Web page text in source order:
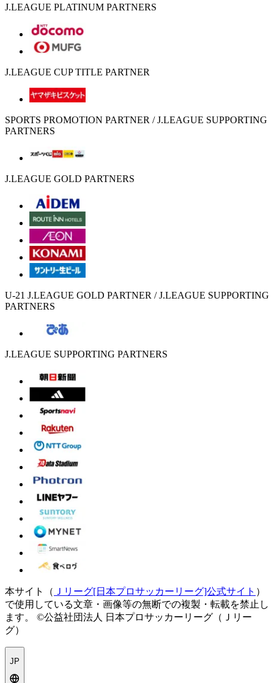
J.LEAGUE PLATINUM PARTNERS
J.LEAGUE CUP TITLE PARTNER
SPORTS PROMOTION PARTNER / J.LEAGUE SUPPORTING
PARTNERS
J.LEAGUE GOLD PARTNERS
U-21 J.LEAGUE GOLD PARTNER / J.LEAGUE SUPPORTING
PARTNERS
J.LEAGUE SUPPORTING PARTNERS
本サイト（ Ｊリーグ[日本プロサッカーリーグ]公式サイト ）
で使用している文章・画像等の無断での複製・転載を禁止し
ます。
©公益社団法人 日本プロサッカーリーグ（Ｊリー
グ）
JP